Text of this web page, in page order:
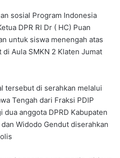
sosial Program Indonesia
DPR RI Dr ( HC) Puan
untuk siswa menengah atas
Aula SMKN 2 Klaten Jumat
tersebut di serahkan melalui
Tengah dari Fraksi PDIP
dua anggota DPRD Kabupaten
Widodo Gendut diserahkan